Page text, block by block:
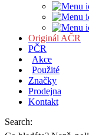
Originál AČR
PČR
Akce
Použité
Značky
Prodejna
Kontakt
Search: